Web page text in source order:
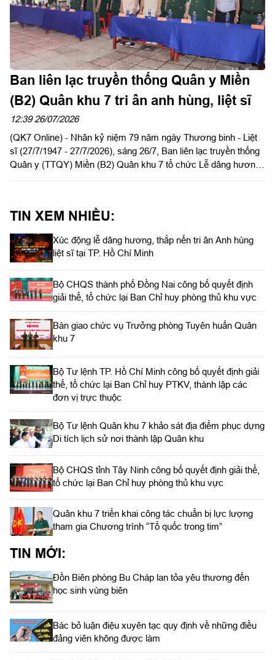
Ban liên lạc truyền thống Quân y Miền
(B2) Quân khu 7 tri ân anh hùng, liệt sĩ
12:39 26/07/2026
(QK7 Online) - Nhân kỷ niệm 79 năm ngày Thương binh - Liệt
sĩ (27/7/1947 - 27/7/2026), sáng 26/7, Ban liên lạc truyền thống
Quân y (TTQY) Miền (B2) Quân khu 7 tổ chức Lễ dâng hương
phố Đồng Nai.
TIN XEM NHIỀU:
Xúc động lễ dâng hương, thắp nến tri ân Anh hùng
liệt sĩ tại TP. Hồ Chí Minh
Bộ CHQS thành phố Đồng Nai công bố quyết định
giải thể, tổ chức lại Ban Chỉ huy phòng thủ khu vực
Bàn giao chức vụ Trưởng phòng Tuyên huấn Quân
khu 7
Bộ Tư lệnh TP. Hồ Chí Minh công bố quyết định giải
thể, tổ chức lại Ban Chỉ huy PTKV, thành lập các
đơn vị trực thuộc
Bộ Tư lệnh Quân khu 7 khảo sát địa điểm phục dựng
Di tích lịch sử nơi thành lập Quân khu
Bộ CHQS tỉnh Tây Ninh công bố quyết định giải thể,
tổ chức lại Ban Chỉ huy phòng thủ khu vực
Quân khu 7 triển khai công tác chuẩn bị lực lượng
tham gia Chương trình “Tổ quốc trong tim”
TIN MỚI:
Đồn Biên phòng Bu Cháp lan tỏa yêu thương đến
học sinh vùng biên
Bác bỏ luận điệu xuyên tạc quy định về những điều
đảng viên không được làm